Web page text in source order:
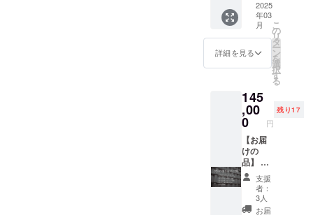
必ずお
届けの
リター
ンに貼
付され
をご確
認くだ
さい。
※20歳未
満の方
はご購
入いた
だけま
せん。
※未成年
者の飲
酒は法
律で禁
止され
ていま
す。 ※
ます。
れま
す。 商
品開封
前には
必ずお
届けの
リター
付され
たラベ
ルや注
意書き
をご確
認くだ
さい。
※お届け
時期は
前後す
る可能
担いた
しま
す。
（缶商
品・樽
商品含
む） ※
様のみ
ご購入
いただ
けま
す。 ※
ご購入
された
お客様
へはこ
ちらか
らご案
2025
年03
月
詳細を見る
こ
の
リ
タ
ー
ン
を
選
択
す
る
145
,00
0 円
残り17
【お届
けの
品】 ●
新作含
むクラ
フト
ビール
支援
者：
3人
お届